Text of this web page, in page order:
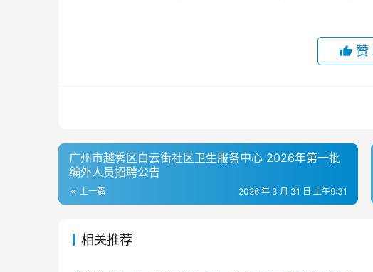
赞
广州市越秀区白云街社区卫生服务中心 2026年第一批
编外人员招聘公告
上一篇 2026 年 3 月 31 日 上午9:31
相关推荐